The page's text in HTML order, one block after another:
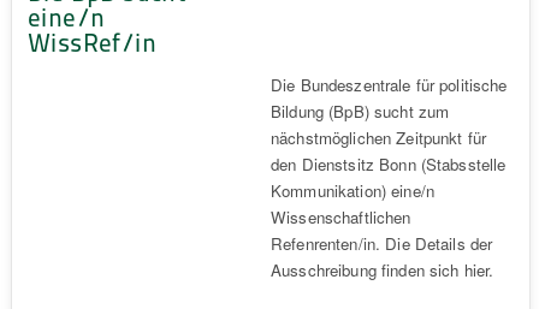
eine/n
WissRef/in
Die Bundeszentrale für politische
Bildung (BpB) sucht zum
nächstmöglichen Zeitpunkt für
den Dienstsitz Bonn (Stabsstelle
Kommunikation) eine/n
Wissenschaftlichen
Refenrenten/in. Die Details der
Ausschreibung finden sich hier.